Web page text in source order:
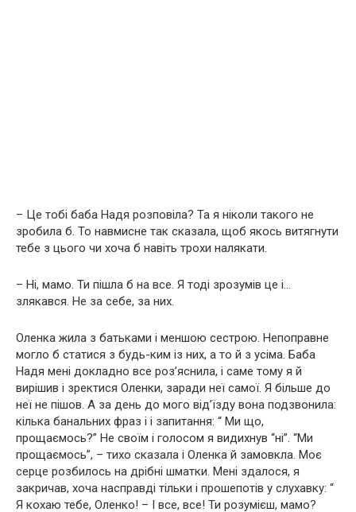
– Це тобі баба Надя розповіла? Та я ніколи такого не
зробила б. То навмисне так сказала, щоб якось витягнути
тебе з цього чи хоча б навіть трохи налякати.
– Ні, мамо. Ти пішла б на все. Я тоді зрозумів це і…
злякався. Не за себе, за них.
Оленка жила з батьками і меншою сестрою. Непоправне
могло б статися з будь-ким із них, а то й з усіма. Баба
Надя мені докладно все роз’яснила, і саме тому я й
вирішив і зректися Оленки, заради неї самої. Я більше до
неї не пішов. А за день до мого від’їзду вона подзвонила:
кілька банальних фраз і і запитання: “ Ми що,
прощаємось?” Не своїм і голосом я видихнув “ні”. “Ми
прощаємось”, – тихо сказала і Оленка й замовкла. Моє
серце розбилось на дрібні шматки. Мені здалося, я
закричав, хоча насправді тільки і прошепотів у слухавку: “
Я кохаю тебе, Оленко! – І все, все! Ти розумієш, мамо?